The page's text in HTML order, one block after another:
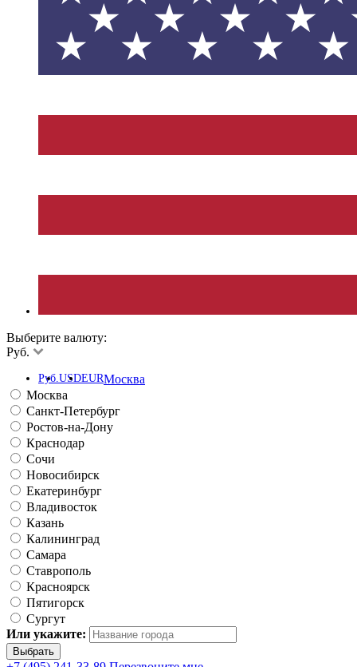
Выберите валюту:
Руб.
Руб.USDEURМосква
Москва
Санкт-Петербург
Ростов-на-Дону
Краснодар
Сочи
Новосибирск
Екатеринбург
Владивосток
Казань
Калининград
Самара
Ставрополь
Красноярск
Пятигорск
Сургут
Или укажите: